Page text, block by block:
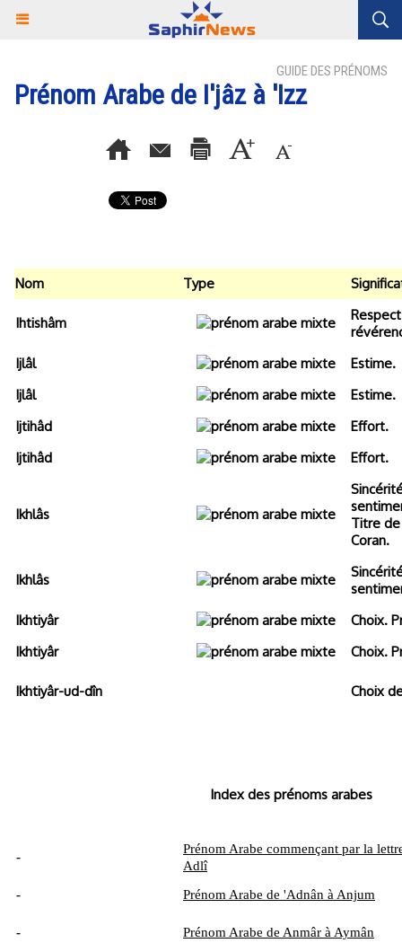
GUIDE DES PRÉNOMS
Prénom Arabe de I'jâz à 'Izz
Nom Type
Ihtishâm
Ijlâl
Estime.
Ijlâl
Estime.
Ijtihâd
Effort.
Ijtihâd
Effort.
Ikhlâs
Titre de
Coran.
Ikhlâs
Ikhtiyâr
Choix.
Ikhtiyâr
Choix.
Ikhtiyâr-ud-dîn Choix
Index des prénoms arabes
-
Prénom Arabe commençant par la
Adlî
-
Prénom Arabe de 'Adnân à Anjum
- Prénom Arabe de Anmâr à Aymân